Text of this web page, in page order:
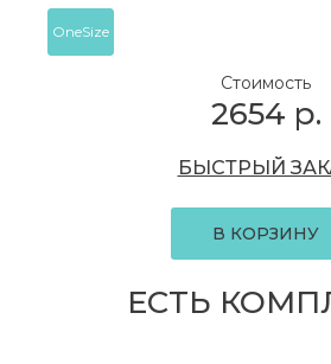
OneSize
Стоимость
2654 р.
БЫСТРЫЙ
В КОРЗИНУ
ЕСТЬ